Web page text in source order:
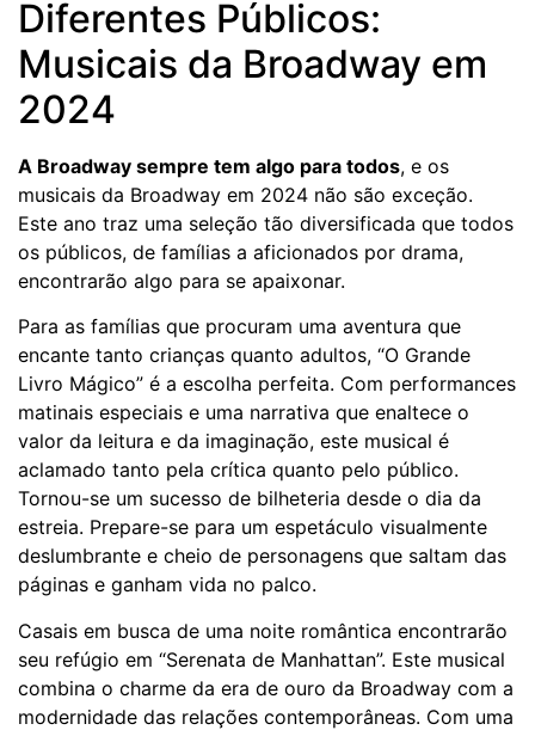
Diferentes Públicos:
Musicais da Broadway em
2024
A Broadway sempre tem algo para todos, e os
musicais da Broadway em 2024 não são exceção.
Este ano traz uma seleção tão diversificada que todos
os públicos, de famílias a aficionados por drama,
encontrarão algo para se apaixonar.
Para as famílias que procuram uma aventura que
encante tanto crianças quanto adultos, “O Grande
Livro Mágico” é a escolha perfeita. Com performances
matinais especiais e uma narrativa que enaltece o
valor da leitura e da imaginação, este musical é
aclamado tanto pela crítica quanto pelo público.
Tornou-se um sucesso de bilheteria desde o dia da
estreia. Prepare-se para um espetáculo visualmente
deslumbrante e cheio de personagens que saltam das
páginas e ganham vida no palco.
Casais em busca de uma noite romântica encontrarão
seu refúgio em “Serenata de Manhattan”. Este musical
combina o charme da era de ouro da Broadway com a
modernidade das relações contemporâneas. Com uma